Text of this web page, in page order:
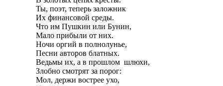
Ты, поэт, теперь заложник
Их финансовой среды.
Что им Пушкин или Бунин,
Мало прибыли от них.
Ночи оргий в полнолунье,
Песни авторов блатных.
Ведьмы их, а в прошлом шлюхи,
Злобно смотрят за порог:
Мол, держи вострее ухо,